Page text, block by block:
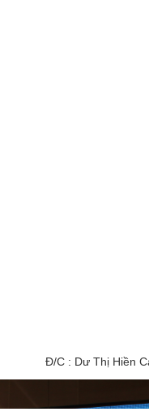
Đ/C : Dư Thị Hiền